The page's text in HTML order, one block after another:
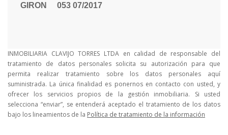
GIRON 053 07/2017
INMOBILIARIA CLAVIJO TORRES LTDA en calidad de responsable del
tratamiento de datos personales solicita su autorización para que
permita realizar tratamiento sobre los datos personales aquí
suministrada. La única finalidad es ponernos en contacto con usted, y
ofrecer los servicios propios de la gestión inmobiliaria. Si usted
selecciona “enviar”, se entenderá aceptado el tratamiento de los datos
bajo los lineamientos de la Política de tratamiento de la información